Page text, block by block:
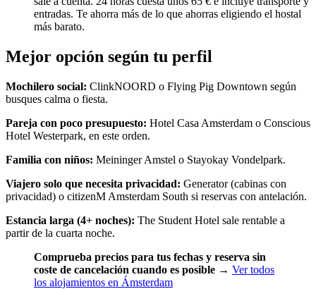
entradas. Te ahorra más de lo que ahorras eligiendo el hostal
más barato.
Mejor opción según tu perfil
Mochilero social: ClinkNOORD o Flying Pig Downtown según
busques calma o fiesta.
Pareja con poco presupuesto: Hotel Casa Amsterdam o Conscious
Hotel Westerpark, en este orden.
Familia con niños: Meininger Amstel o Stayokay Vondelpark.
Viajero solo que necesita privacidad: Generator (cabinas con
privacidad) o citizenM Amsterdam South si reservas con antelación.
Estancia larga (4+ noches): The Student Hotel sale rentable a
partir de la cuarta noche.
Comprueba precios para tus fechas y reserva sin
coste de cancelación cuando es posible → Ver todos
los alojamientos en Ámsterdam